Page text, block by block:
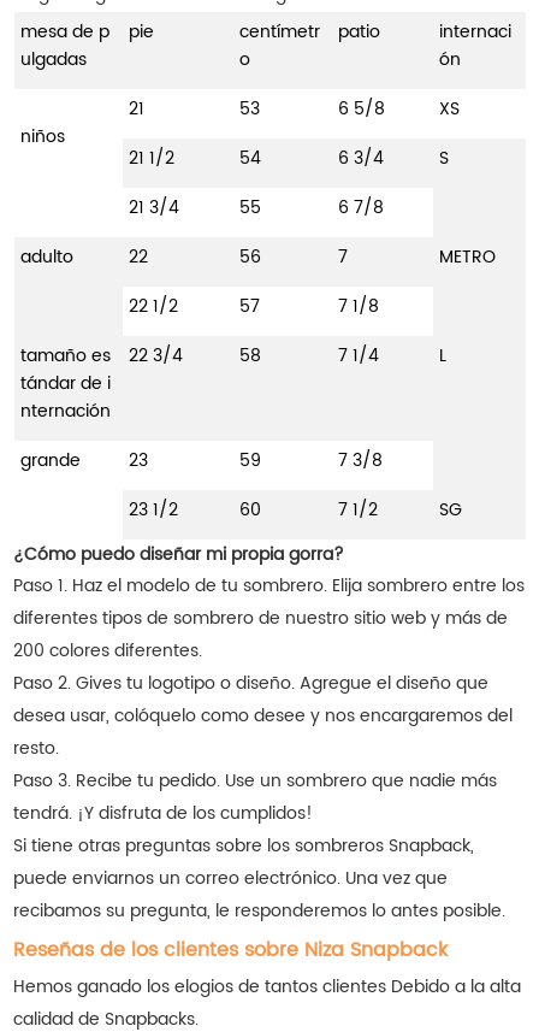
mesa de p
ulgadas
pie
centímetr
o
patio
internaci
ón
niños
21 53 6 5/8
XS
21 1/2
54 6 3/4
S
21 3/4
55
6 7/8
adulto
22 56 7
METRO
22 1/2
57
7 1/8
tamaño es
tándar de i
nternación
22 3/4 58 7 1/4 L
grande 23 59
7 3/8
23 1/2
60 7 1/2
SG
¿Cómo puedo diseñar mi propia gorra?
Paso 1. Haz el modelo de tu sombrero. Elija sombrero entre los
diferentes tipos de sombrero de nuestro sitio web y más de
200 colores diferentes.
Paso 2. Gives tu logotipo o diseño. Agregue el diseño que
desea usar, colóquelo como desee y nos encargaremos del
resto.
Paso 3. Recibe tu pedido. Use un sombrero que nadie más
tendrá. ¡Y disfruta de los cumplidos!
Si tiene otras preguntas sobre los sombreros Snapback,
puede enviarnos un correo electrónico. Una vez que
recibamos su pregunta, le responderemos lo antes posible.
Reseñas de los clientes sobre Niza Snapback
Hemos ganado los elogios de tantos clientes Debido a la alta
calidad de Snapbacks.